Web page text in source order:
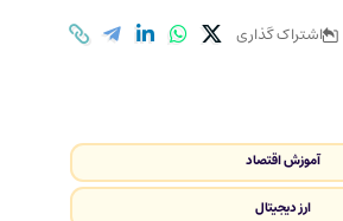
اشتراک گذاری
آموزش اقتصاد
ارز دیجیتال